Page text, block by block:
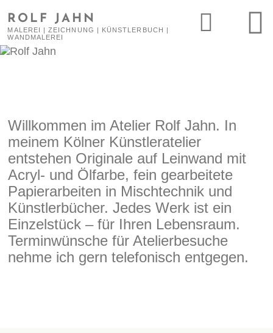
ROLF JAHN
MALEREI | ZEICHNUNG | KÜNSTLERBUCH |
WANDMALEREI
Willkommen im Atelier Rolf Jahn. In
meinem Kölner Künstleratelier
entstehen Originale auf Leinwand mit
Acryl- und Ölfarbe, fein gearbeitete
Papierarbeiten in Mischtechnik und
Künstlerbücher. Jedes Werk ist ein
Einzelstück – für Ihren Lebensraum.
Terminwünsche für Atelierbesuche
nehme ich gern telefonisch entgegen.